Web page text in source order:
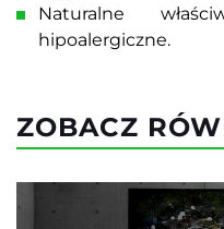
Naturalne
hipoalergiczne.
ZOBACZ